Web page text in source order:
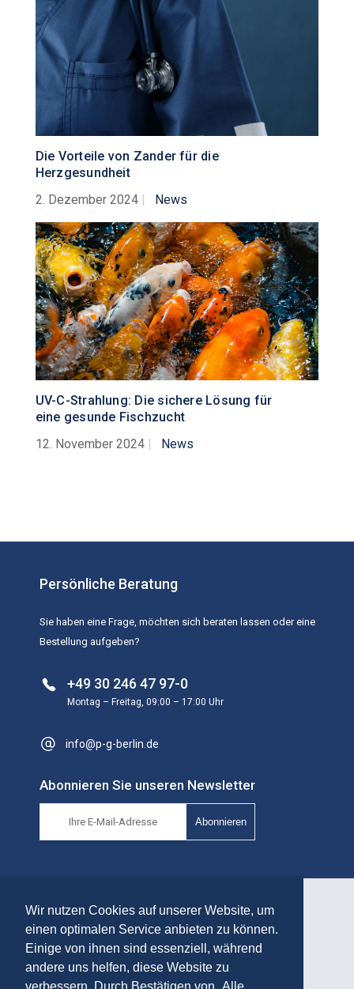
Wir nutzen Cookies auf unserer Website, um
einen optimalen Service anbieten zu können.
Einige von ihnen sind essenziell, während
andere uns helfen, diese Website zu
Die Vorteile von Zander für die
Herzgesundheit
2. Dezember 2024 | News
UV-C-Strahlung: Die sichere Lösung für
eine gesunde Fischzucht
12. November 2024 | News
Ihr Online Shop für hochwertige
Tiefkühlprodukte
Persönliche Beratung
Sie haben eine Frage, möchten sich beraten lassen oder eine
Bestellung aufgeben?
+49 30 246 47 97-0
Montag – Freitag, 09:00 – 17:00 Uhr
info@p-g-berlin.de
Abonnieren Sie unseren Newsletter
Abonnieren